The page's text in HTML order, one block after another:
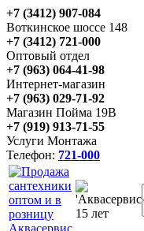
+7 (3412) 907-084
Воткинское шоссе 148
+7 (3412) 721-000
Оптовый отдел
+7 (963) 064-41-98
Интернет-магазин
+7 (963) 029-71-92
Магазин Пойма 19В
+7 (919) 913-71-55
Услуги Монтажа
Телефон: 721-000